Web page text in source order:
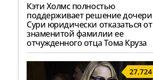
Кэти Холмс полностью
поддерживает решение дочери
Сури юридически отказаться от
знаменитой фамилии ее
отчужденного отца Тома Круза
27,724